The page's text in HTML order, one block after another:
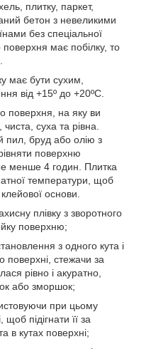
плитку, паркет,
бетон з невеликими
без спеціальної
поверхня має побілку, то
має бути сухим,
від +15º до +20ºС.
поверхня, на яку ви
суха та рівна.
пил, бруд або олію з
поверхню
менше 4 годин. Плитка
температури, щоб
основи.
плівку з зворотного
поверхню;
з одного кута і
поверхні, стежачи за
рівно і акуратно,
або зморшок;
при цьому
підігнати її за
в кутах поверхні;